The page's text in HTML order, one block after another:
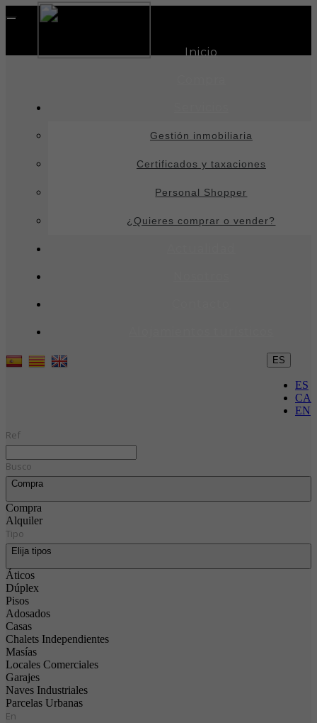
Inicio
Gestión inmobiliaria
Certificados y taxaciones
Personal Shopper
¿Quieres comprar o vender?
ES
ES
CA
EN
Ref
Busco
Compra
Compra
Alquiler
Tipo
Elija tipos
Áticos
Dúplex
Pisos
Adosados
Casas
Chalets Independientes
Masías
Locales Comerciales
Garajes
Naves Industriales
Parcelas Urbanas
En